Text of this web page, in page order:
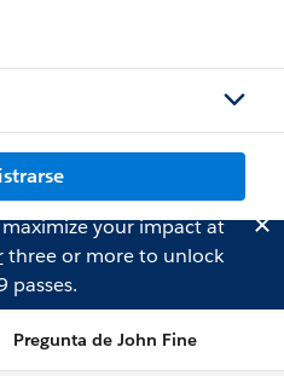
your impact at
three or more to unlock
passes.
Pregunta de John Fine